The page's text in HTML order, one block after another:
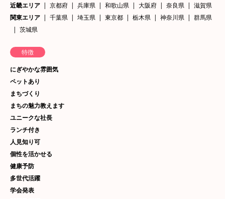
近畿エリア
京都府 兵庫県 和歌山県 大阪府 奈良県
滋賀県
関東エリア
千葉県 埼玉県 東京都 栃木県 神奈川県
群馬県
茨城県
特徴
にぎやかな雰囲気
ペットあり
まちづくり
まちの魅力教えます
ユニークな社長
ランチ付き
人見知り可
個性を活かせる
健康予防
多世代活躍
学会発表